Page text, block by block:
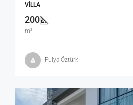
VILLA
200
m²
Fulya Öztürk